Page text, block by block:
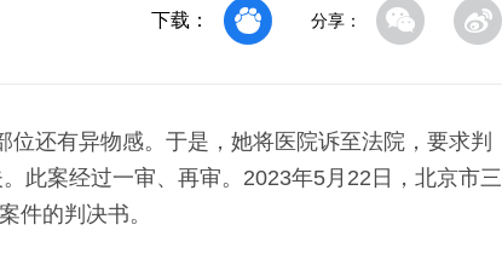
下载： 分享：
还有异物感。于是，她将医院诉至法院，要求判
此案经过一审、再审。2023年5月22日，北京市三
件的判决书。